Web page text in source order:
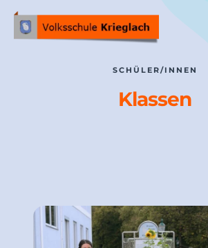
SCHÜLER/INNEN
Klassen